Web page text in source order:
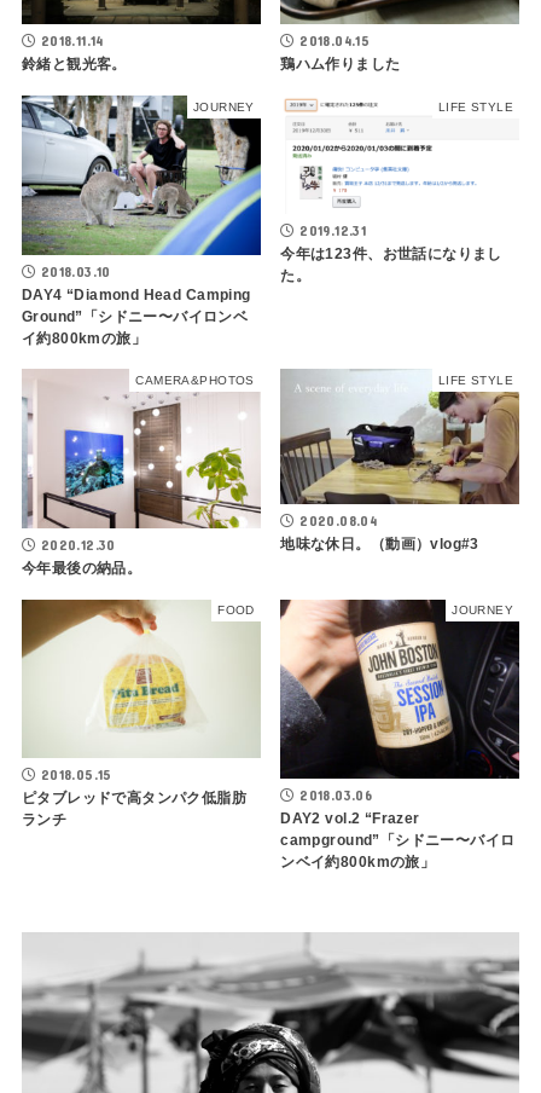
2018.11.14
鈴緒と観光客。
2018.04.15
鶏ハム作りました
JOURNEY
2018.03.10
DAY4 “Diamond Head Camping
Ground”「シドニー〜バイロンベ
イ約800kmの旅」
LIFE STYLE
2019.12.31
今年は123件、お世話になりまし
た。
CAMERA&PHOTOS
2020.12.30
今年最後の納品。
LIFE STYLE
2020.08.04
地味な休日。（動画）vlog#3
FOOD
2018.05.15
ピタブレッドで高タンパク低脂肪
ランチ
JOURNEY
2018.03.06
DAY2 vol.2 “Frazer
campground”「シドニー〜バイロ
ンベイ約800kmの旅」